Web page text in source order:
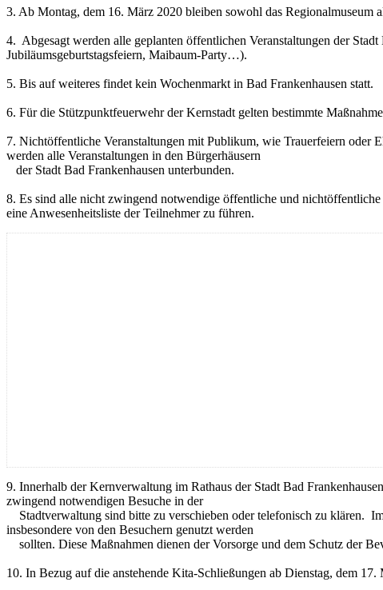
3. Ab Montag, dem 16. März 2020 bleiben sowohl das Regionalmuseum
4. Abgesagt werden alle geplanten öffentlichen Veranstaltungen der
Jubiläumsgeburtstagsfeiern, Maibaum-Party…).
5. Bis auf weiteres findet kein Wochenmarkt in Bad Frankenhausen statt.
6. Für die Stützpunktfeuerwehr der Kernstadt gelten bestimmte
7. Nichtöffentliche Veranstaltungen mit Publikum, wie Trauerfeiern oder
werden alle Veranstaltungen in den Bürgerhäusern
der Stadt Bad Frankenhausen unterbunden.
8. Es sind alle nicht zwingend notwendige öffentliche und
eine Anwesenheitsliste der Teilnehmer zu führen.
9. Innerhalb der Kernverwaltung im Rathaus der Stadt Bad
zwingend notwendigen Besuche in der
Stadtverwaltung sind bitte zu verschieben oder telefonisch zu klären.
insbesondere von den Besuchern genutzt werden
sollten. Diese Maßnahmen dienen der Vorsorge und dem Schutz der
10. In Bezug auf die anstehende Kita-Schließungen ab Dienstag, dem